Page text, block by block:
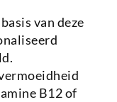
van deze
B12 of